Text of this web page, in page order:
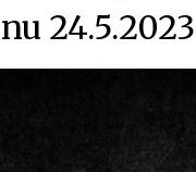
24.5.2023